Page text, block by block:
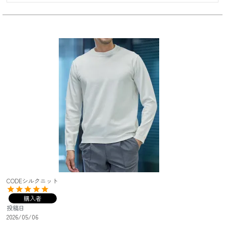
CODEシルクニット
購入者
投稿日
2026/05/06